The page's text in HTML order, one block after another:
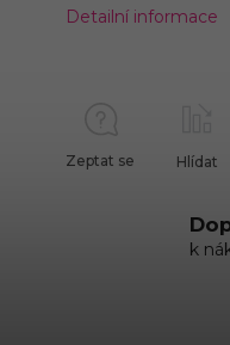
Detailní informace
Zeptat se Hlídat
k